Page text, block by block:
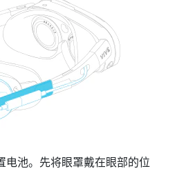
电池。先将眼罩戴在眼部的位